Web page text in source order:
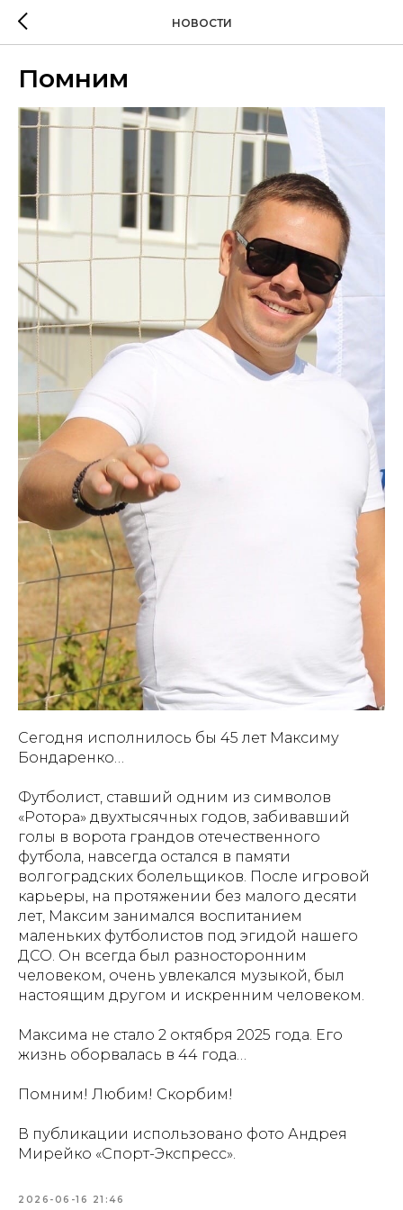
НОВОСТИ
Помним
Сегодня исполнилось бы 45 лет Максиму
Бондаренко…
Футболист, ставший одним из символов
«Ротора» двухтысячных годов, забивавший
голы в ворота грандов отечественного
футбола, навсегда остался в памяти
волгоградских болельщиков. После игровой
карьеры, на протяжении без малого десяти
лет, Максим занимался воспитанием
маленьких футболистов под эгидой нашего
ДСО. Он всегда был разносторонним
человеком, очень увлекался музыкой, был
настоящим другом и искренним человеком.
Максима не стало 2 октября 2025 года. Его
жизнь оборвалась в 44 года…
Помним! Любим! Скорбим!
В публикации использовано фото Андрея
Мирейко «Спорт-Экспресс».
2026-06-16 21:46